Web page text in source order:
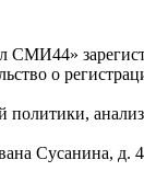
о
Сусанина, д.